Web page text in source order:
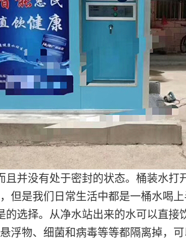
且并没有处于密封的状态。桶装水打
但是我们日常生活中都是一桶水喝上
的选择。从净水站出来的水可以直接
浮物、细菌和病毒等等都隔离掉，可